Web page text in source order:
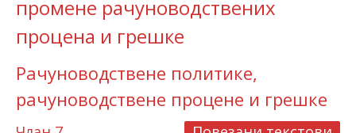
промене рачуноводствених
процена и грешке
Рачуноводствене политике,
рачуноводствене процене и грешке